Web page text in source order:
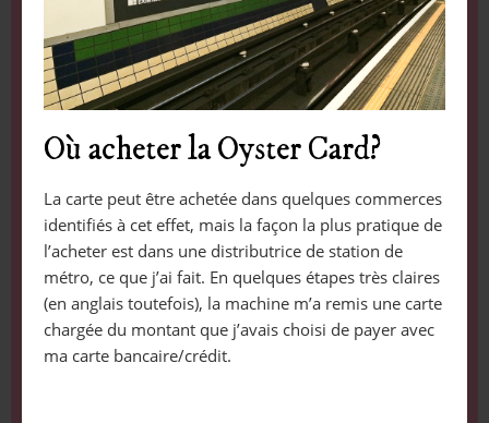
Où acheter la Oyster Card?
La carte peut être achetée dans quelques commerces
identifiés à cet effet, mais la façon la plus pratique de
l’acheter est dans une distributrice de station de
métro, ce que j’ai fait. En quelques étapes très claires
(en anglais toutefois), la machine m’a remis une carte
chargée du montant que j’avais choisi de payer avec
ma carte bancaire/crédit.